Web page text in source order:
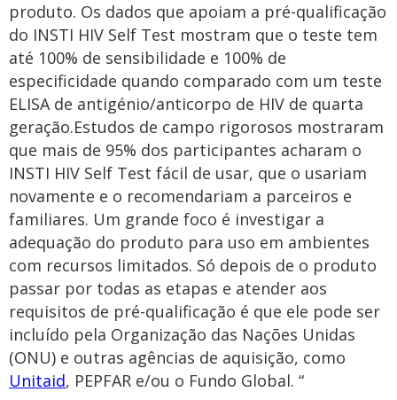
produto. Os dados que apoiam a pré-qualificação
do INSTI HIV Self Test mostram que o teste tem
até 100% de sensibilidade e 100% de
especificidade quando comparado com um teste
ELISA de antigénio/anticorpo de HIV de quarta
geração.Estudos de campo rigorosos mostraram
que mais de 95% dos participantes acharam o
INSTI HIV Self Test fácil de usar, que o usariam
novamente e o recomendariam a parceiros e
familiares. Um grande foco é investigar a
adequação do produto para uso em ambientes
com recursos limitados. Só depois de o produto
passar por todas as etapas e atender aos
requisitos de pré-qualificação é que ele pode ser
incluído pela Organização das Nações Unidas
(ONU) e outras agências de aquisição, como
Unitaid, PEPFAR e/ou o Fundo Global. “